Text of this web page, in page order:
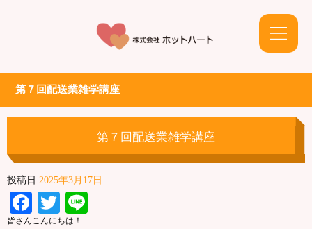
第７回配送業雑学講座
第７回配送業雑学講座
投稿日 2025年3月17日
Facebook
Twitter
皆さんこんにちは！